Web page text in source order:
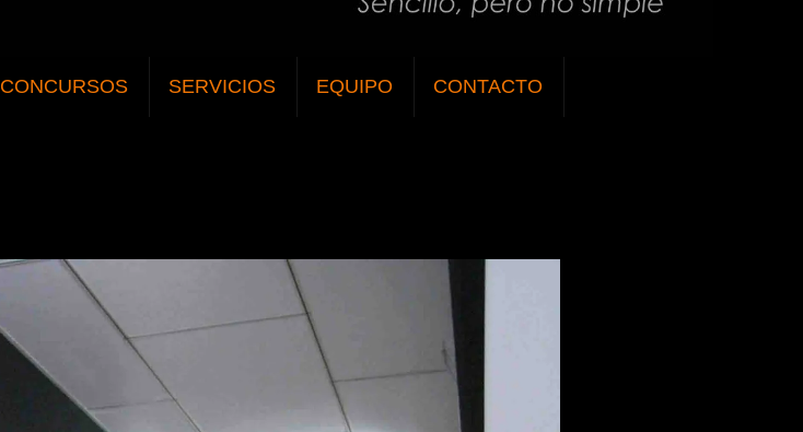
CONCURSOS SERVICIOS EQUIPO CONTACTO